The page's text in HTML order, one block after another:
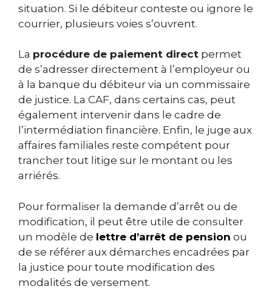
situation. Si le débiteur conteste ou ignore le
courrier, plusieurs voies s’ouvrent.
La procédure de paiement direct permet
de s’adresser directement à l’employeur ou
à la banque du débiteur via un commissaire
de justice. La CAF, dans certains cas, peut
également intervenir dans le cadre de
l’intermédiation financière. Enfin, le juge aux
affaires familiales reste compétent pour
trancher tout litige sur le montant ou les
arriérés.
Pour formaliser la demande d’arrêt ou de
modification, il peut être utile de consulter
un modèle de lettre d’arrêt de pension ou
de se référer aux démarches encadrées par
la justice pour toute modification des
modalités de versement.